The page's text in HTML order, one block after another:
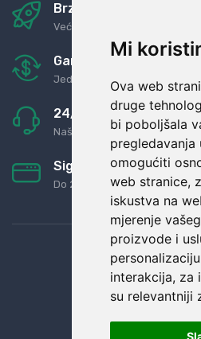
Mi
Ova web
druge
bi poboljšala
pregledavanja
omogućiti
web stranice,
iskustva na
mjerenje
proizvode i
interakcija, za
su relevantniji
Brza i sigurna dostava
Već za nekoliko dana kod vas
Garancija u povrat
Jednostavno pravilo: Roba za
24/7 odlična podrška
Naši agenti uvijek na
Sigurno obročno
Do 24 rata bez kamata